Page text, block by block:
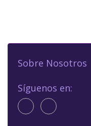
Sobre Nosotros
Síguenos en: